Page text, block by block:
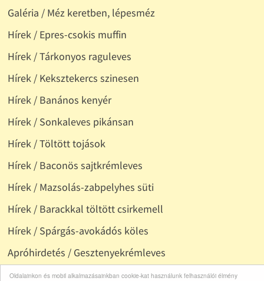
Oldalainkon és mobil alkalmazásainkban cookie-kat használunk felhasználói élmény
Galéria / Méz keretben, lépesméz
Hírek / Epres-csokis muffin
Hírek / Tárkonyos raguleves
Hírek / Keksztekercs szinesen
Hírek / Banános kenyér
Hírek / Sonkaleves pikánsan
Hírek / Töltött tojások
Hírek / Baconös sajtkrémleves
Hírek / Mazsolás-zabpelyhes süti
Hírek / Barackkal töltött csirkemell
Hírek / Spárgás-avokádós köles
Apróhirdetés / Gesztenyekrémleves
Apróhirdetés / Spagetti alla carbonara